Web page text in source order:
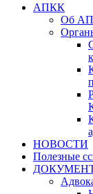
АПКК
Об
НОВОСТИ
Полезные